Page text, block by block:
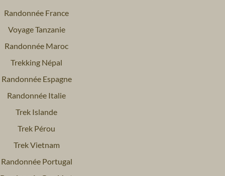
Randonnée France
Voyage Tanzanie
Randonnée Maroc
Trekking Népal
Randonnée Espagne
Randonnée Italie
Trek Islande
Trek Pérou
Trek Vietnam
Randonnée Portugal